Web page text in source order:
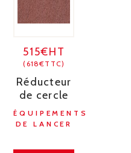
515€HT
(618€TTC)
Réducteur
de cercle
ÉQUIPEMENTS
DE LANCER